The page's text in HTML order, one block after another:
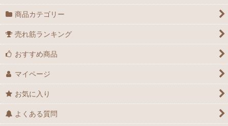
商品カテゴリー
売れ筋ランキング
おすすめ商品
マイページ
お気に入り
よくある質問